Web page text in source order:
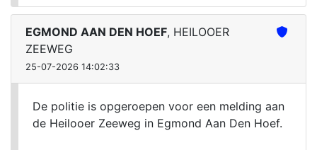
EGMOND AAN DEN HOEF, HEILOOER
ZEEWEG
25-07-2026 14:02:33
De politie is opgeroepen voor een melding aan
de Heilooer Zeeweg in Egmond Aan Den Hoef.